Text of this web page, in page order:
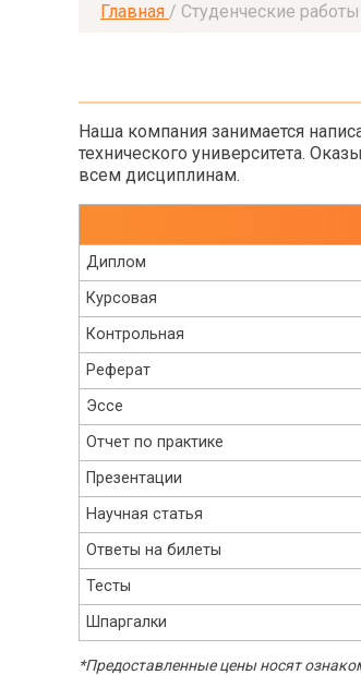
Главная / Студенческие
Наша компания занимается
технического университета.
всем дисциплинам.
Диплом
Курсовая
Контрольная
Реферат
Эссе
Отчет по практике
Презентации
Научная статья
Ответы на билеты
Тесты
Шпаргалки
*Предоставленные цены носят